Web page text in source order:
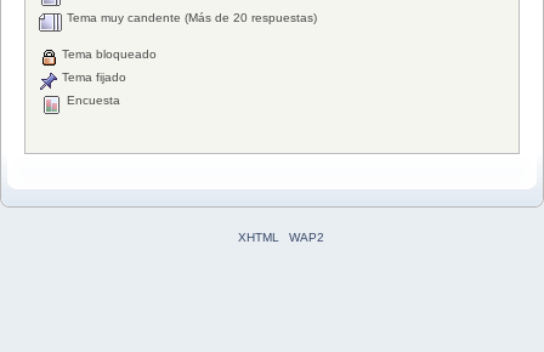
Tema muy candente (Más de 20 respuestas)
Tema bloqueado
Tema fijado
Encuesta
XHTML WAP2